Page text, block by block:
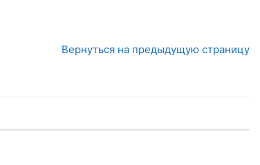
Вернуться на предыдущую страницу